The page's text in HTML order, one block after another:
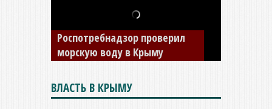
В Крыму у жителя Саки
изъяли автомобиль —
накопил долги по штрафам
ГИБДД
ВЛАСТЬ В КРЫМУ